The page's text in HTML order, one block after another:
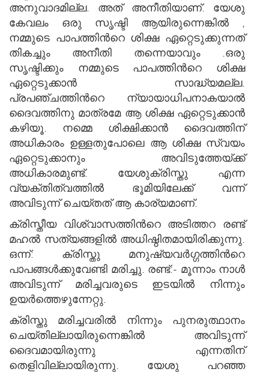
അനുവാദമില്ല. അത് അനീതിയാണ്. യേശു
കേവലം ഒരു സൃഷ്ടി ആയിരുന്നെങ്കില്‍ ,
നമ്മുടെ പാപത്തിന്‍റെ ശിക്ഷ ഏറ്റെടുക്കുന്നത്
തികച്ചും അനീതി തന്നെയാവും .ഒരു
സൃഷ്ടിക്കും നമ്മുടെ പാപത്തിന്‍റെ ശിക്ഷ
ഏറ്റെടുക്കാന്‍ സാദ്ധ്യമല്ല.
പ്രപഞ്ചത്തിന്‍റെ ന്യായാധിപനാകയാല്‍
ദൈവത്തിനു മാത്രമേ ആ ശിക്ഷ ഏറ്റെടുക്കാന്‍
കഴിയൂ. നമ്മെ ശിക്ഷിക്കാന്‍ ദൈവത്തിന്
അധികാരം ഉള്ളതുപോലെ ആ ശിക്ഷ സ്വയം
ഏറ്റെടുക്കാനും അവിടുത്തേയ്ക്ക്
അധികാരമുണ്ട്. യേശുക്രിസ്തു എന്ന
വ്യക്തിത്വത്തില്‍ ഭൂമിയിലേക്ക് വന്ന്
അവിടുന്ന് ചെയ്തത് ആ കാര്യമാണ്.
ക്രിസ്തീയ വിശ്വാസത്തിന്‍റെ അടിത്തറ രണ്ട്
മഹല്‍ സത്യങ്ങളില്‍ അധിഷ്ഠിതമായിരിക്കുന്നു.
ഒന്ന്: ക്രിസ്തു മനുഷ്യവര്‍ഗ്ഗത്തിന്‍റെ
പാപങ്ങള്‍ക്കുവേണ്ടി മരിച്ചു. രണ്ട്:- മൂന്നാം നാള്‍
അവിടുന്ന് മരിച്ചവരുടെ ഇടയില്‍ നിന്നും
ഉയര്‍ത്തെഴുന്നേറ്റു.
ക്രിസ്തു മരിച്ചവരില്‍ നിന്നും പുനരുത്ഥാനം
ചെയ്തില്ലായിരുന്നെങ്കില്‍ അവിടുന്ന്
ദൈവമായിരുന്നു എന്നതിന്
തെളിവില്ലായിരുന്നു. യേശു പറഞ്ഞ